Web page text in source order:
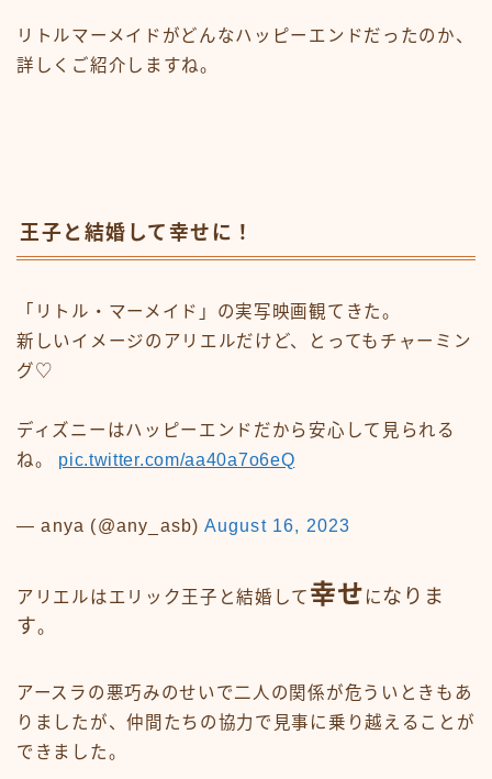
リトルマーメイドがどんなハッピーエンドだったのか、
詳しくご紹介しますね。
王子と結婚して幸せに！
「リトル・マーメイド」の実写映画観てきた。
新しいイメージのアリエルだけど、とってもチャーミン
グ♡
ディズニーはハッピーエンドだから安心して見られる
ね。 pic.twitter.com/aa40a7o6eQ
— anya (@any_asb) August 16, 2023
アリエルはエリック王子と結婚して 幸せ になりま
す。
アースラの悪巧みのせいで二人の関係が危ういときもあ
りましたが、仲間たちの協力で見事に乗り越えることが
できました。